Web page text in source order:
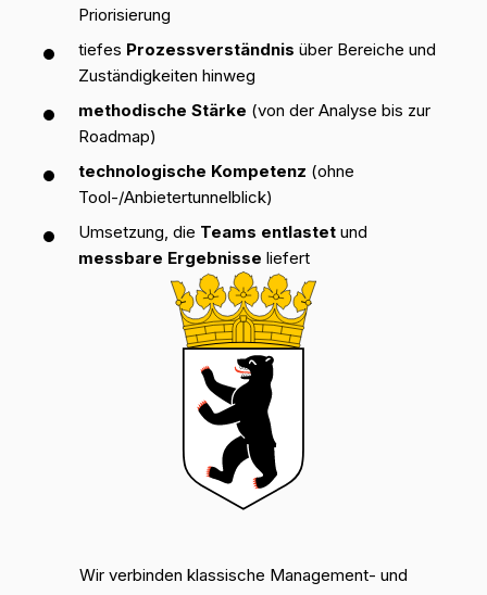
Priorisierung
tiefes Prozessverständnis über Bereiche und
Zuständigkeiten hinweg
methodische Stärke (von der Analyse bis zur
Roadmap)
technologische Kompetenz (ohne
Tool-/Anbietertunnelblick)
Umsetzung, die Teams entlastet und
messbare Ergebnisse liefert
Wir verbinden klassische Management- und